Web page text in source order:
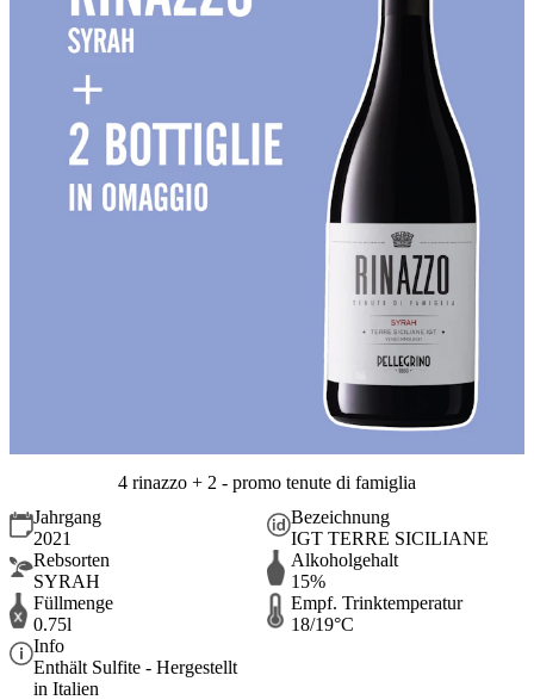
4 rinazzo + 2 - promo tenute di famiglia
Jahrgang
2021
Bezeichnung
IGT TERRE SICILIANE
Rebsorten
SYRAH
Alkoholgehalt
15%
Füllmenge
0.75l
Empf. Trinktemperatur
18/19°C
Info
Enthält Sulfite - Hergestellt
in Italien